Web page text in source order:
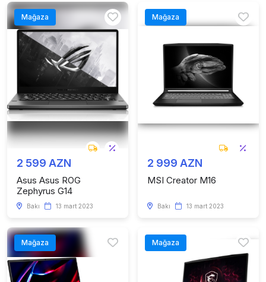
Mağaza
2 599 AZN
Asus Asus ROG
Zephyrus G14
Bakı 13 mart 2023
Mağaza
2 999 AZN
MSI Creator M16
Bakı 13 mart 2023
Mağaza Mağaza